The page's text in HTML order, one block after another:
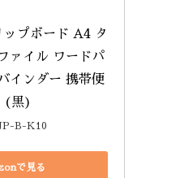
プボード A4 タ
ァイル ワードパ
インダー 携帯便
(黒)
B-K10
で見る